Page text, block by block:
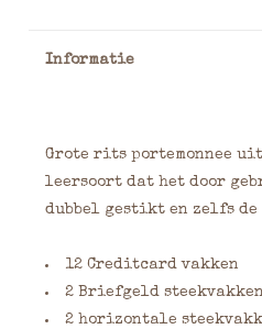
Informatie
Grote rits portemonnee
leersoort dat het door
dubbel gestikt en zelfs
12 Creditcard vakken
2 Briefgeld steekvakken
2 horizontale